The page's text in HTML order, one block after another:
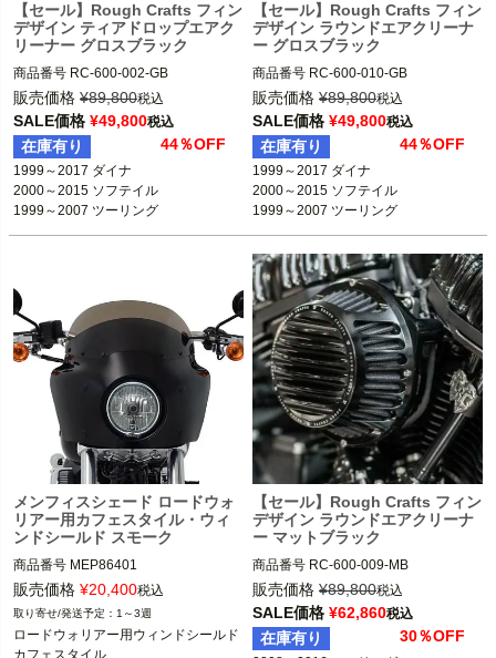
【セール】Rough Crafts フィン
デザイン ティアドロップエアク
リーナー グロスブラック
商品番号 RC-600-002-GB
1999～2007 ツーリング
2000～2015 ソフテイル
1999～2017 ダイナ
Rough Crafts（ラフクラフト）
販売価格 ¥89,800税込
SALE価格 ¥49,800税込
在庫有り 44％OFF
1999～2017 ダイナ
2000～2015 ソフテイル
【セール】Rough Crafts フィン
デザイン ラウンドエアクリーナ
ー グロスブラック
商品番号 RC-600-010-GB
1999～2007 ツーリング
2000～2015 ソフテイル
1999～2017 ダイナ
Rough Crafts（ラフクラフト）
販売価格 ¥89,800税込
SALE価格 ¥49,800税込
在庫有り 44％OFF
1999～2017 ダイナ
2000～2015 ソフテイル
1999～2007 ツーリング
メンフィスシェード ロードウォ
リアー用カフェスタイル・ウィ
ンドシールド スモーク
商品番号 MEP86401
3OT：2350-0442
2BC：ME1186
ロードウォリアー用
販売価格 ¥20,400税込
1～3週
ロードウォリアー用ウィンドシールド
カフェスタイル
【セール】Rough Crafts フィン
デザイン ラウンドエアクリーナ
ー マットブラック
商品番号 RC-600-009-MB
2008～2016 ツーリング、トライク
2016～2017 ソフテイル、FXDLS
2011～2015 CVOソフテイル
販売価格 ¥89,800税込
SALE価格 ¥62,860税込
在庫有り 30％OFF